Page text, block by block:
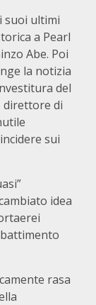
suoi ultimi
a Pearl
Abe. Poi
la notizia
del
direttore di
sui
idea
rasa